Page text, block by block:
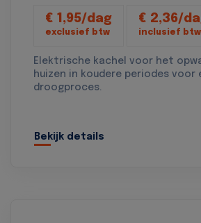
€ 1,95/dag
exclusief btw
€ 2,36/
inclusief btw
Elektrische kachel voor het
huizen in koudere periodes voor
droogproces.
Bekijk details